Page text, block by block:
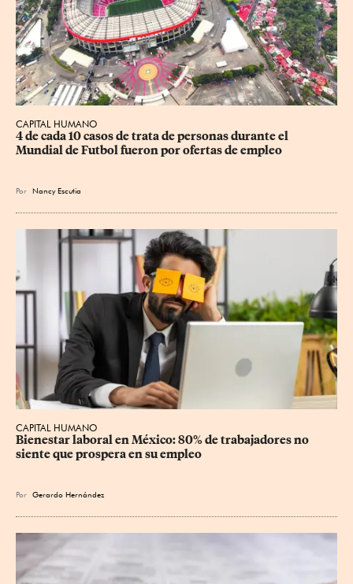
CAPITAL HUMANO
4 de cada 10 casos de trata de personas durante el
Mundial de Futbol fueron por ofertas de empleo
Por Nancy Escutia
CAPITAL HUMANO
Bienestar laboral en México: 80% de trabajadores no
siente que prospera en su empleo
Por Gerardo Hernández